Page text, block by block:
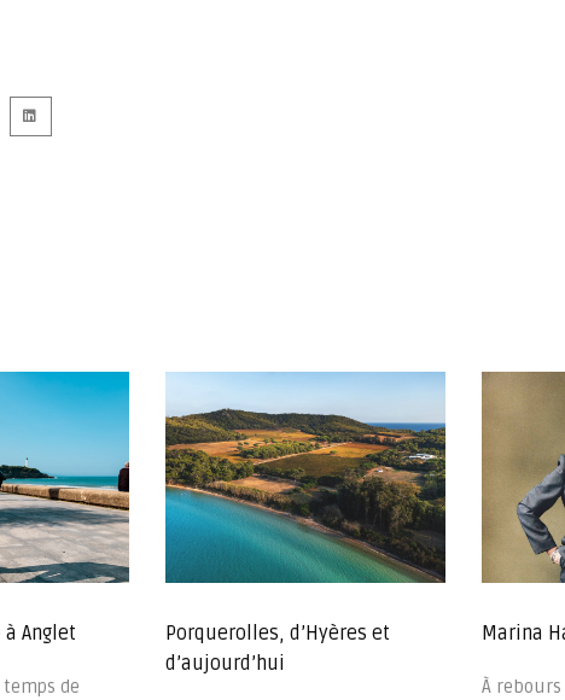
Anglet
temps de
Porquerolles, d’Hyères et
d’aujourd’hui
Marina
À